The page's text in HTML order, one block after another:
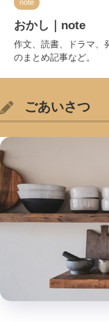
note
おかし｜note
作文、読書、ドラマ、
のまとめ記事など。
ごあいさつ